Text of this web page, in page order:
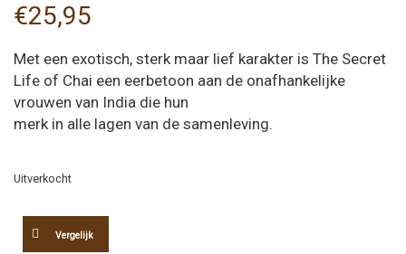
€25,95
Met een exotisch, sterk maar lief karakter is The Secret
Life of Chai een eerbetoon aan de onafhankelijke
vrouwen van India die hun
merk in alle lagen van de samenleving.
Uitverkocht
Vergelijk